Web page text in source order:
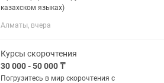
казахском языках)
Алматы, вчера
Курсы скорочтения
30 000 - 50 000 ₸
Погрузитесь в мир скорочтения с